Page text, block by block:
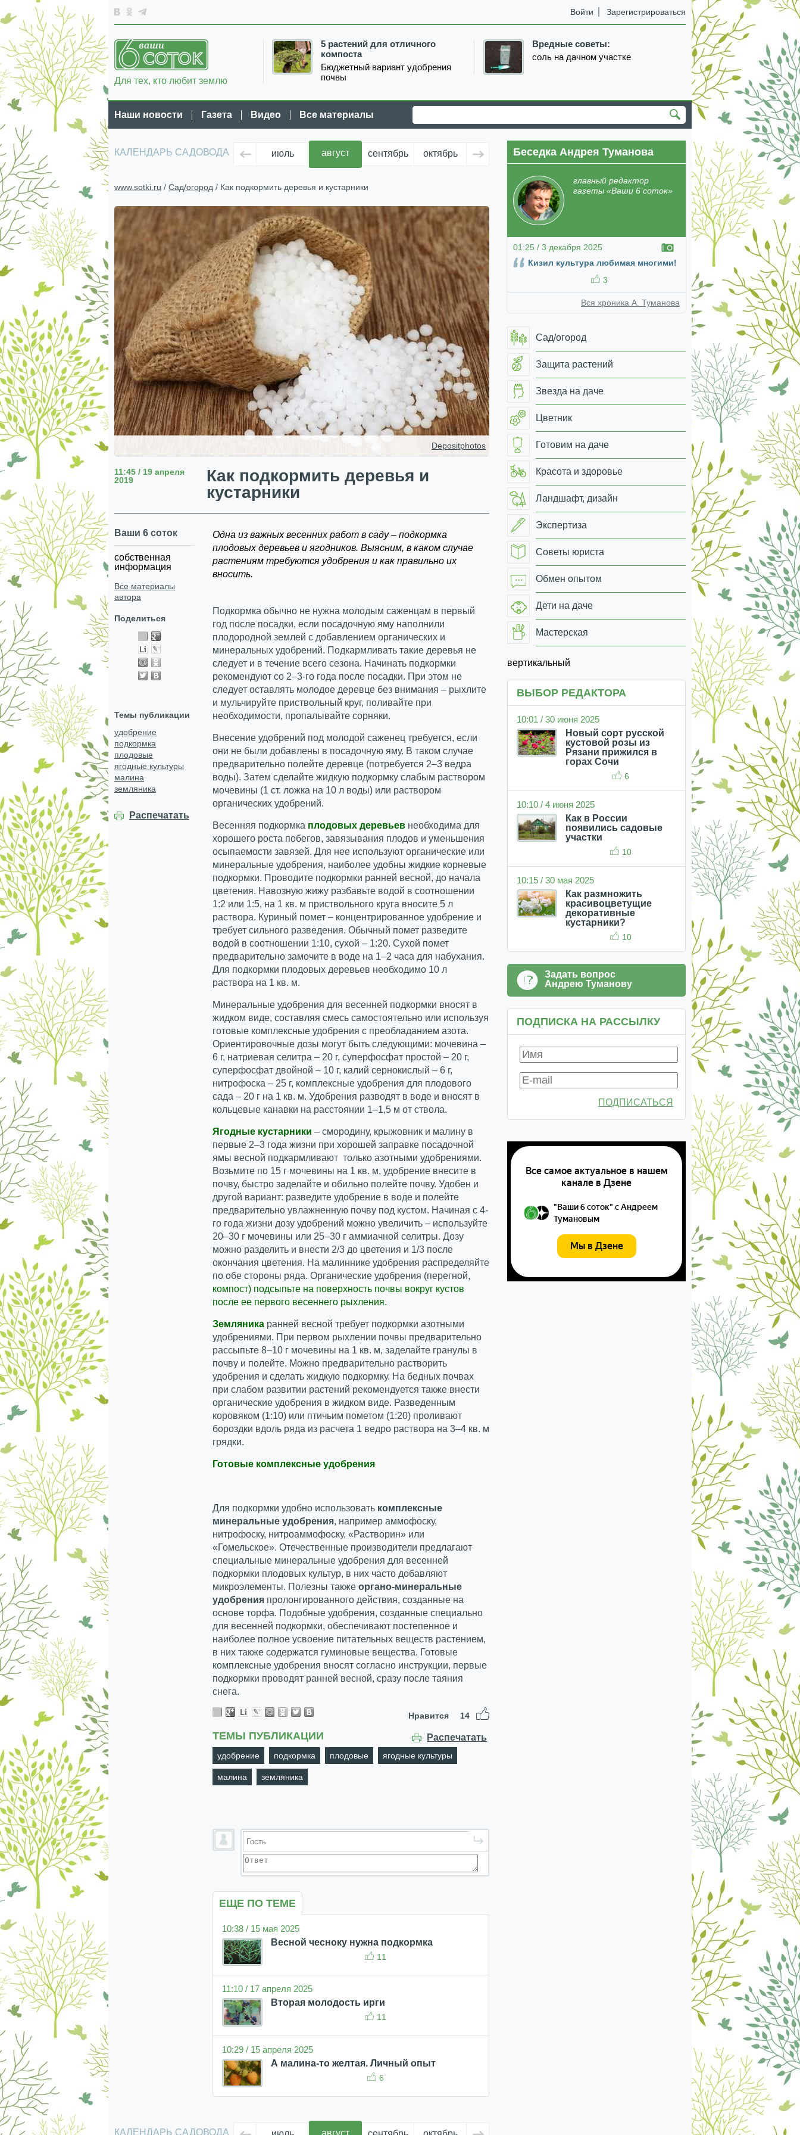
Войти Зарегистрироваться
5 растений для отличного
компоста
Бюджетный вариант удобрения
почвы
Вредные советы:
соль на дачном участке
Для тех, кто любит землю
Наши новости Газета Видео Все материалы
КАЛЕНДАРЬ САДОВОДА июль август сентябрь октябрь ноябрь декабрь январь февраль март апрель
www.sotki.ru / Сад/огород / Как подкормить деревья и кустарники
Depositphotos
11:45 / 19 апреля
2019
Как подкормить деревья и
кустарники
Ваши 6 соток
собственная
информация
Все материалы
автора
Поделиться
Темы публикации
удобрение
подкормка
плодовые
ягодные культуры
малина
земляника
Распечатать
Одна из важных весенних работ в саду – подкормка
плодовых деревьев и ягодников. Выясним, в каком случае
растениям требуются удобрения и как правильно их
вносить.
Подкормка обычно не нужна молодым саженцам в первый
год после посадки, если посадочную яму наполнили
плодородной землей с добавлением органических и
минеральных удобрений. Подкармливать такие деревья не
следует и в течение всего сезона. Начинать подкормки
рекомендуют со 2–3-го года после посадки. При этом не
следует оставлять молодое деревце без внимания – рыхлите
и мульчируйте приствольный круг, поливайте при
необходимости, пропалывайте сорняки.
Внесение удобрений под молодой саженец требуется, если
они не были добавлены в посадочную яму. В таком случае
предварительно полейте деревце (потребуется 2–3 ведра
воды). Затем сделайте жидкую подкормку слабым раствором
мочевины (1 ст. ложка на 10 л воды) или раствором
органических удобрений.
Весенняя подкормка плодовых деревьев необходима для
хорошего роста побегов, завязывания плодов и уменьшения
осыпаемости завязей. Для нее используют органические или
минеральные удобрения, наиболее удобны жидкие корневые
подкормки. Проводите подкормки ранней весной, до начала
цветения. Навозную жижу разбавьте водой в соотношении
1:2 или 1:5, на 1 кв. м приствольного круга вносите 5 л
раствора. Куриный помет – концентрированное удобрение и
требует сильного разведения. Обычный помет разведите
водой в соотношении 1:10, сухой – 1:20. Сухой помет
предварительно замочите в воде на 1–2 часа для набухания.
Для подкормки плодовых деревьев необходимо 10 л
раствора на 1 кв. м.
Минеральные удобрения для весенней подкормки вносят в
жидком виде, составляя смесь самостоятельно или используя
готовые комплексные удобрения с преобладанием азота.
Ориентировочные дозы могут быть следующими: мочевина –
6 г, натриевая селитра – 20 г, суперфосфат простой – 20 г,
суперфосфат двойной – 10 г, калий сернокислый – 6 г,
нитрофоска – 25 г, комплексные удобрения для плодового
сада – 20 г на 1 кв. м. Удобрения разводят в воде и вносят в
кольцевые канавки на расстоянии 1–1,5 м от ствола.
Ягодные кустарники – смородину, крыжовник и малину в
первые 2–3 года жизни при хорошей заправке посадочной
ямы весной подкармливают только азотными удобрениями.
Возьмите по 15 г мочевины на 1 кв. м, удобрение внесите в
почву, быстро заделайте и обильно полейте почву. Удобен и
другой вариант: разведите удобрение в воде и полейте
предварительно увлажненную почву под кустом. Начиная с 4-
го года жизни дозу удобрений можно увеличить – используйте
20–30 г мочевины или 25–30 г аммиачной селитры. Дозу
можно разделить и внести 2/3 до цветения и 1/3 после
окончания цветения. На малиннике удобрения распределяйте
по обе стороны ряда. Органические удобрения (перегной,
компост) подсыпьте на поверхность почвы вокруг кустов
после ее первого весеннего рыхления.
Земляника ранней весной требует подкормки азотными
удобрениями. При первом рыхлении почвы предварительно
рассыпьте 8–10 г мочевины на 1 кв. м, заделайте гранулы в
почву и полейте. Можно предварительно растворить
удобрения и сделать жидкую подкормку. На бедных почвах
при слабом развитии растений рекомендуется также внести
органические удобрения в жидком виде. Разведенным
коровяком (1:10) или птичьим пометом (1:20) проливают
бороздки вдоль ряда из расчета 1 ведро раствора на 3–4 кв. м
грядки.
Готовые комплексные удобрения
Для подкормки удобно использовать комплексные
минеральные удобрения, например аммофоску,
нитрофоску, нитроаммофоску, «Растворин» или
«Гомельское». Отечественные производители предлагают
специальные минеральные удобрения для весенней
подкормки плодовых культур, в них часто добавляют
микроэлементы. Полезны также органо-минеральные
удобрения пролонгированного действия, созданные на
основе торфа. Подобные удобрения, созданные специально
для весенней подкормки, обеспечивают постепенное и
наиболее полное усвоение питательных веществ растением,
в них также содержатся гуминовые вещества. Готовые
комплексные удобрения вносят согласно инструкции, первые
подкормки проводят ранней весной, сразу после таяния
снега.
Нравится 14
Распечатать
ТЕМЫ ПУБЛИКАЦИИ
удобрение подкормка плодовые ягодные культуры
малина земляника
ЕЩЕ ПО ТЕМЕ
10:38 / 15 мая 2025
Весной чесноку нужна подкормка
11
11:10 / 17 апреля 2025
Вторая молодость ирги
11
10:29 / 15 апреля 2025
А малина-то желтая. Личный опыт
6
КАЛЕНДАРЬ САДОВОДА август
Беседка Андрея Туманова
главный редактор
газеты «Ваши 6 соток»
01:25 / 3 декабря 2025
Кизил культура любимая многими!
3
Вся хроника А. Туманова
Сад/огород
Защита растений
Звезда на даче
Цветник
Готовим на даче
Красота и здоровье
Ландшафт, дизайн
Экспертиза
Советы юриста
Обмен опытом
Дети на даче
Мастерская
вертикальный
ВЫБОР РЕДАКТОРА
10:01 / 30 июня 2025
Новый сорт русской
кустовой розы из
Рязани прижился в
горах Сочи
6
10:10 / 4 июня 2025
Как в России
появились садовые
участки
10
10:15 / 30 мая 2025
Как размножить
красивоцветущие
декоративные
кустарники?
10
Задать вопрос
Андрею Туманову
ПОДПИСКА НА РАССЫЛКУ
ПОДПИСАТЬСЯ